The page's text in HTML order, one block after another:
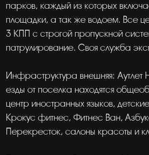
парков, каждый из которых
площадки, а так же водоем. Все
3 КПП с строгой пропускной
патрулирование. Своя служба
Инфраструктура внешняя: Аутлет
езды от поселка находятся
центр иностранных языков,
Крокус фитнес, Фитнес Ван,
Перекресток, салоны красоты и